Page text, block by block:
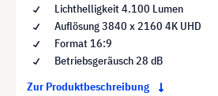
Lichthelligkeit 4.100 Lumen
Auflösung 3840 x 2160 4K UHD
Format 16:9
Betriebsgeräusch 28 dB
Zur Produktbeschreibung